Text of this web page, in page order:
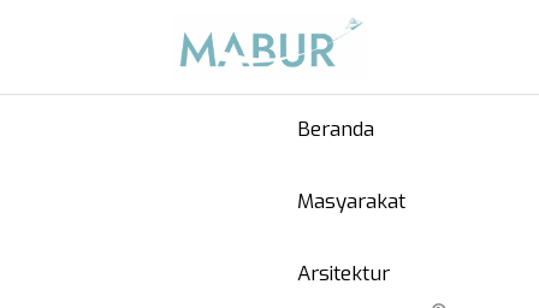
Beranda
Masyarakat
Arsitektur